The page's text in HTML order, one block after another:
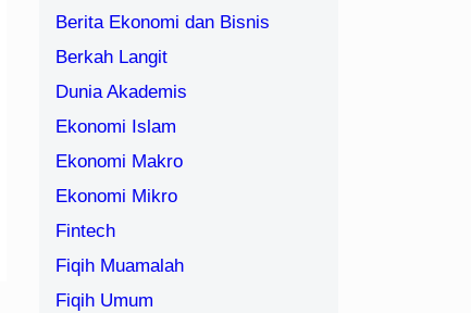
Berita Ekonomi dan Bisnis
Berkah Langit
Dunia Akademis
Ekonomi Islam
Ekonomi Makro
Ekonomi Mikro
Fintech
Fiqih Muamalah
Fiqih Umum